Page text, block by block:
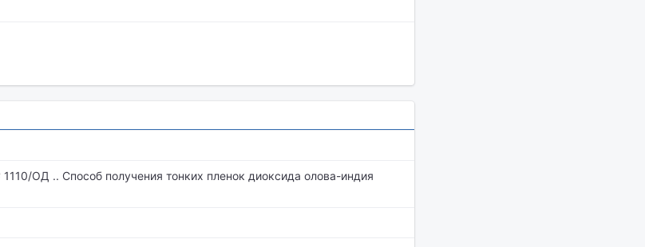
ОД .. Способ получения тонких пленок диоксида олова-индия